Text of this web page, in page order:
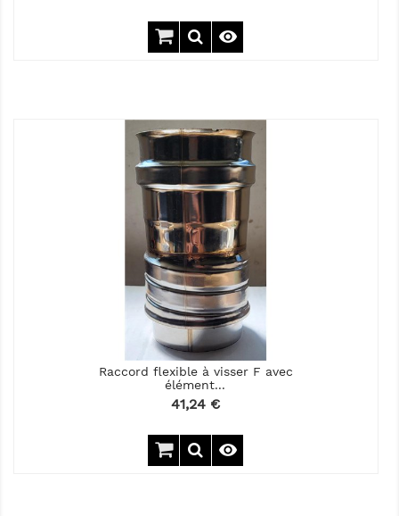

Raccord flexible à visser F avec
élément...
Prix
41,24 €
